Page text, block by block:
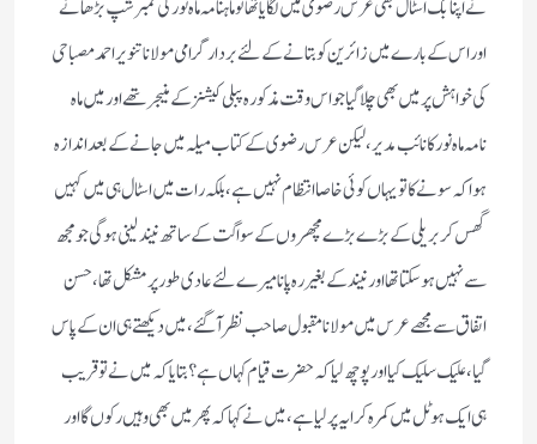
نے اپنا بک اسٹال بھی عرس رضوی میں لگایا تھا تو ماہنامہ ماہ نور کی ممبرشپ بڑھانے
اور اس کے بارے میں زائرین کو بتانے کے لئے بردار گرامی مولانا تنویر احمد مصباحی
کی خواہش پر میں بھی چلا گیا جو اس وقت مذکورہ پبلی کیشنز کے منیجر تھے اور میں ماہ
نامہ ماہ نور کا نائب مدیر، لیکن عرس رضوی کے کتاب میلہ میں جانے کے بعد اندازہ
ہوا کہ سونے کا تو یہاں کوئی خاصا انتظام نہیں ہے، بلکہ رات میں اسٹال ہی میں کہیں
گھس کر بریلی کے بڑے بڑے مچھروں کے سواگت کے ساتھ نیند لینی ہوگی جو مجھ
سے نہیں ہو سکتا تھا اور نیند کے بغیر رہ پانا میرے لئے عادی طور پر مشکل تھا، حسن
اتفاق سے مجھے عرس میں مولانا مقبول صاحب نظر آ گئے، میں دیکھتے ہی ان کے پاس
گیا، علیک سلیک کیا اور پوچھ لیا کہ حضرت قیام کہاں ہے؟ بتایا کہ میں نے تو قریب
ہی ایک ہوٹل میں کمرہ کرایہ پر لیا ہے، میں نے کہا کہ پھر میں بھی وہیں رکوں گا اور